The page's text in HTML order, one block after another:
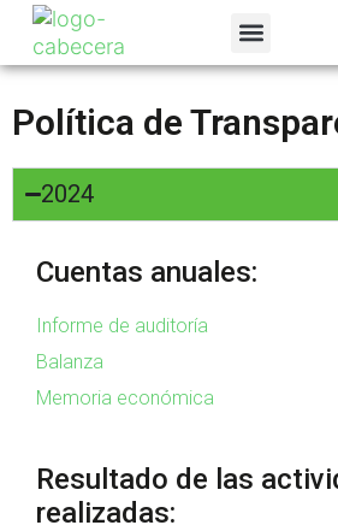
Política de
2024
Cuentas anuales:
Informe de auditoría
Balanza
Memoria económica
Resultado de las
realizadas: